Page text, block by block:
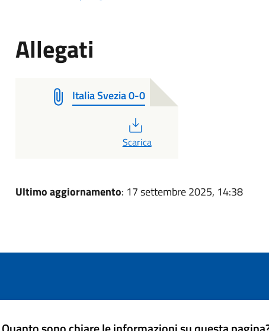
Allegati
Italia Svezia 0-0
Scarica
Ultimo aggiornamento: 17 settembre 2025, 14:38